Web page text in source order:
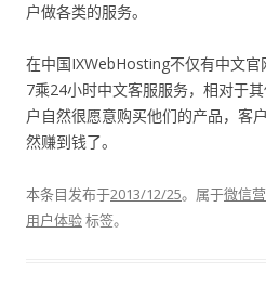
户做各类的服务。
在中国IXWebHosting不仅有中文
7乘24小时中文客服服务，相对于
户自然很愿意购买他们的产品，客
然赚到钱了。
本条目发布于2013/12/25。属于微信
用户体验标签。